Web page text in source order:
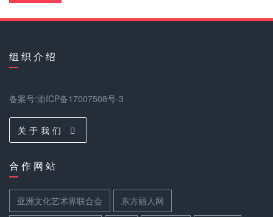
组 织 介 绍
备案号:渝ICP备17007508号-3
关 于 我 们
合 作 网 站
亚洲文化艺术界联合会 东方丽人网